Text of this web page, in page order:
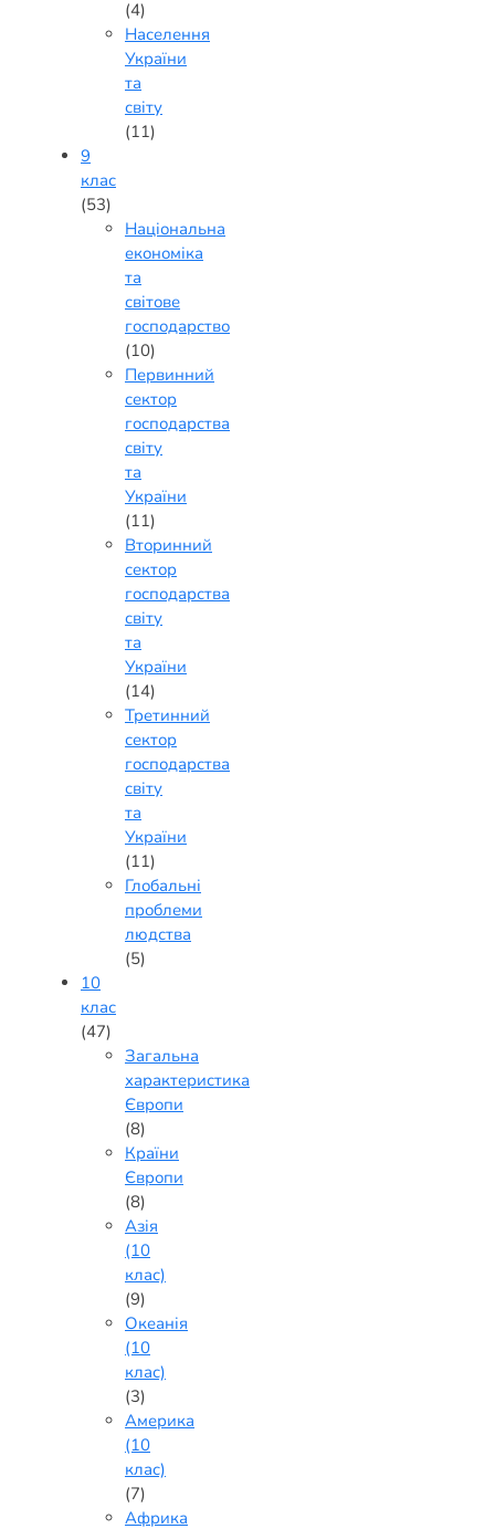
(4)
Населення
України
та
світу
(11)
9
клас
(53)
Національна
економіка
та
світове
господарство
(10)
Первинний
сектор
господарства
світу
та
України
(11)
Вторинний
сектор
господарства
світу
та
України
(14)
Третинний
сектор
господарства
світу
та
України
(11)
Глобальні
проблеми
людства
(5)
10
клас
(47)
Загальна
характеристика
Європи
(8)
Країни
Європи
(8)
Азія
(10
клас)
(9)
Океанія
(10
клас)
(3)
Америка
(10
клас)
(7)
Африка